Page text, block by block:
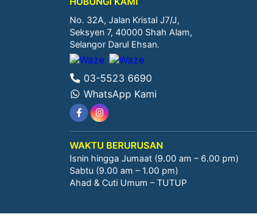
No. 32A, Jalan Kristal J7/J,
Seksyen 7, 40000 Shah Alam,
Selangor Darul Ehsan.
03-5523 6690
WhatsApp Kami
WAKTU BERURUSAN
Isnin hingga Jumaat (9.00 am – 6.00 pm)
Sabtu (9.00 am – 1.00 pm)
Ahad & Cuti Umum – TUTUP